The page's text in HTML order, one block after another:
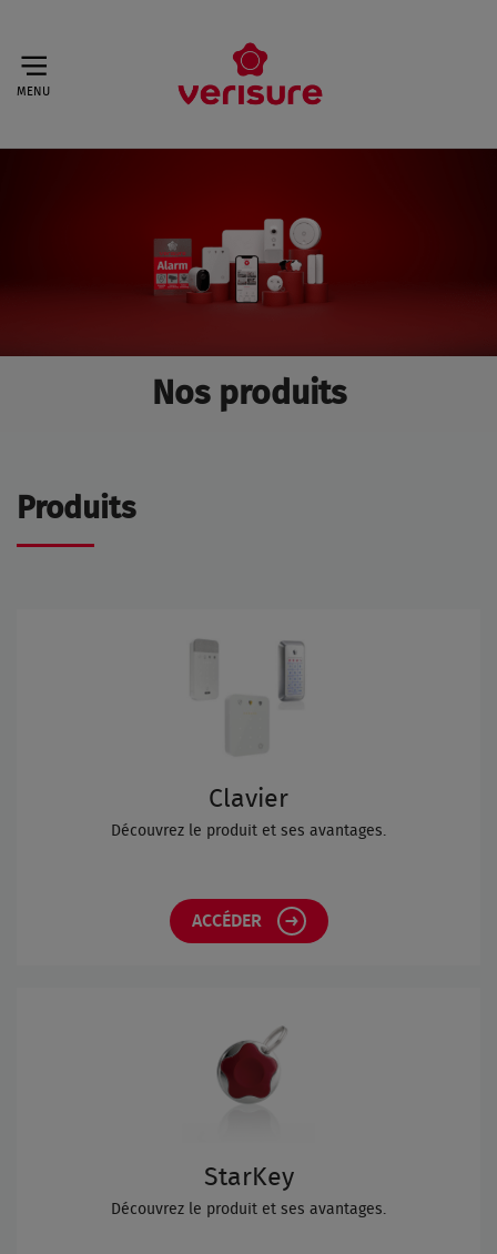
MENU
Nos produits
Produits
Clavier
Découvrez le produit et ses avantages.
ACCÉDER
StarKey
Découvrez le produit et ses avantages.